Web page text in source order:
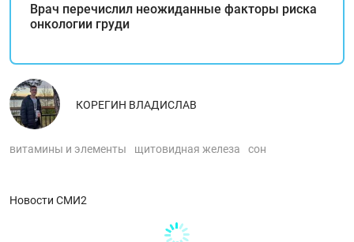
Врач перечислил неожиданные факторы риска
онкологии груди
КОРЕГИН ВЛАДИСЛАВ
витамины и элементы щитовидная железа сон
Новости СМИ2